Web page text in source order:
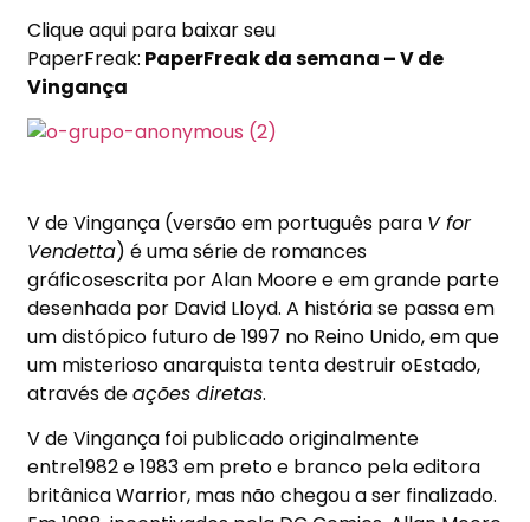
Clique aqui para baixar seu
PaperFreak: PaperFreak da semana – V de
Vingança
V de Vingança (versão em português para V for
Vendetta) é uma série de romances
gráficosescrita por Alan Moore e em grande parte
desenhada por David Lloyd. A história se passa em
um distópico futuro de 1997 no Reino Unido, em que
um misterioso anarquista tenta destruir oEstado,
através deações diretas.
V de Vingança foi publicado originalmente
entre1982 e 1983 em preto e branco pela editora
britânica Warrior, mas não chegou a ser finalizado.